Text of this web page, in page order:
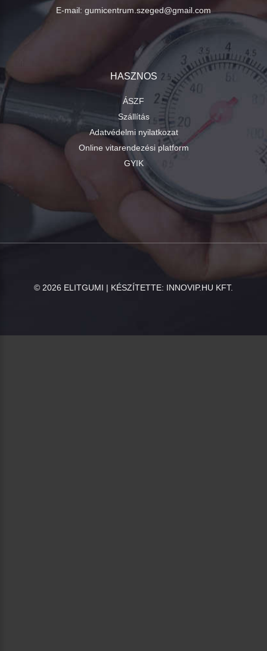
E-mail: gumicentrum.szeged@gmail.com
HASZNOS
ÁSZF
Szállítás
Adatvédelmi nyilatkozat
Online vitarendezési platform
GYIK
© 2026 ELITGUMI | KÉSZÍTETTE: INNOVIP.HU KFT.